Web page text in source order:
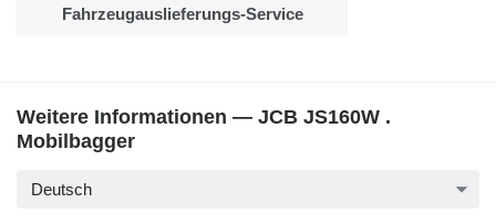
Fahrzeugauslieferungs-Service
Weitere Informationen — JCB JS160W .
Mobilbagger
Deutsch